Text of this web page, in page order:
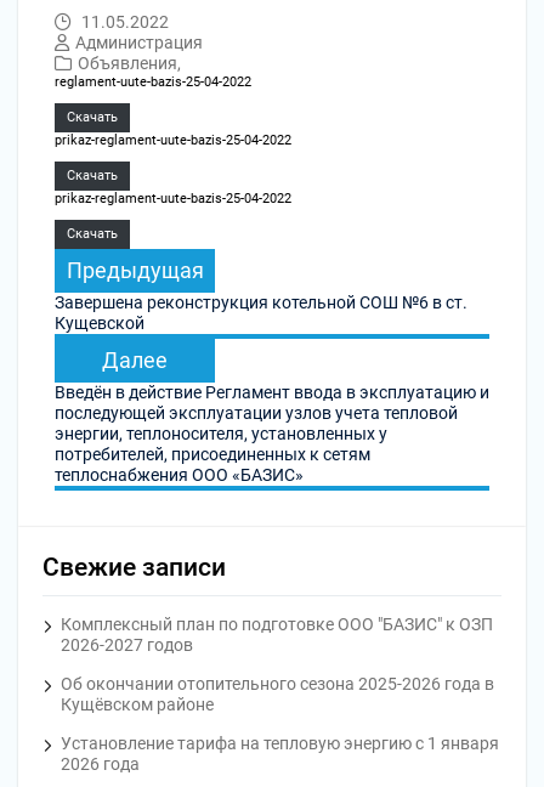
11.05.2022
Администрация
Объявления,
reglament-uute-bazis-25-04-2022
Скачать
prikaz-reglament-uute-bazis-25-04-2022
Скачать
prikaz-reglament-uute-bazis-25-04-2022
Скачать
Предыдущая
запись:
Завершена реконструкция котельной СОШ №6 в ст.
Кущевской
Далее
запись:
Введён в действие Регламент ввода в эксплуатацию и
последующей эксплуатации узлов учета тепловой
энергии, теплоносителя, установленных у
потребителей, присоединенных к сетям
теплоснабжения ООО «БАЗИС»
Свежие записи
Комплексный план по подготовке ООО "БАЗИС" к ОЗП
2026-2027 годов
Об окончании отопительного сезона 2025-2026 года в
Кущёвском районе
Установление тарифа на тепловую энергию с 1 января
2026 года